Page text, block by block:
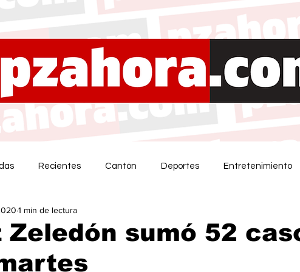
Recientes Cantón Deportes Entretenimiento
Zeledón sumó 52
1 min de lectura